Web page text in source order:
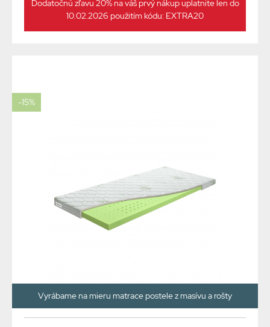
Dodatočnú zľavu 20% na váš prvý nákup uplatnite len do
10.02.2026 použitím kódu: EXTRA20
-15%
Vyrábame na mieru matrace postele z masívu a rošty